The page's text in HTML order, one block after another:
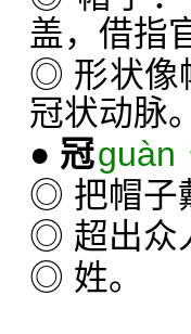
盖，借指
◎ 形状像
冠状动脉。
● 冠guàn
◎ 把帽子
◎ 超出众
◎ 姓。